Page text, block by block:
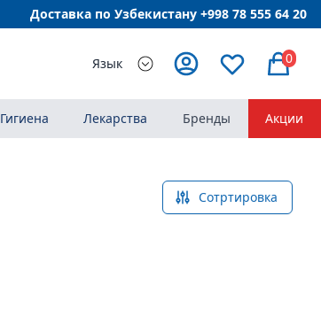
Доставка по Узбекистану +998 78 555 64 20
Язык 0
Гигиена Лекарства Бренды Акции
Сотртировка